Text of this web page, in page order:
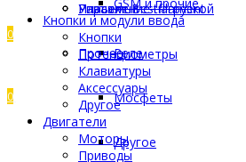
0
0
Управление нагрузкой
Реле
Мосфеты
Другое
Разъемы
Прочее
Пластик Bestfilament
Кнопки и модули ввода
Кнопки
Потенциометры
Клавиатуры
Аксессуары
Другое
Двигатели
Моторы
Приводы